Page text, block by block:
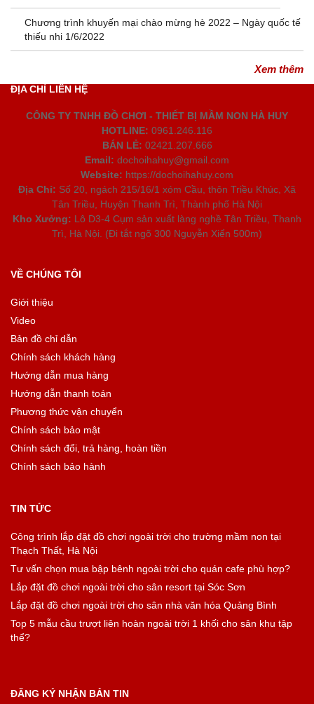
Chương trình khuyến mại chào mừng hè 2022 – Ngày quốc tế
thiếu nhi 1/6/2022
Xem thêm
ĐỊA CHỈ LIÊN HỆ
CÔNG TY TNHH ĐỒ CHƠI - THIẾT BỊ MẦM NON HÀ HUY
HOTLINE: 0961.246.116
BÁN LẺ: 02421.207.666
Email: dochoihahuy@gmail.com
Website: https://dochoihahuy.com
Địa Chỉ: Số 20, ngách 215/16/1 xóm Cầu, thôn Triều Khúc, Xã
Tân Triều, Huyện Thanh Trì, Thành phố Hà Nội
Kho Xưởng: Lô D3-4 Cụm sản xuất làng nghề Tân Triều, Thanh
Trì, Hà Nội. (Đi tắt ngõ 300 Nguyễn Xiển 500m)
VỀ CHÚNG TÔI
Giới thiệu
Video
Bản đồ chỉ dẫn
Chính sách khách hàng
Hướng dẫn mua hàng
Hướng dẫn thanh toán
Phương thức vận chuyển
Chính sách bảo mật
Chính sách đổi, trả hàng, hoàn tiền
Chính sách bảo hành
TIN TỨC
Công trình lắp đặt đồ chơi ngoài trời cho trường mầm non tại
Thạch Thất, Hà Nội
Tư vấn chọn mua bập bênh ngoài trời cho quán cafe phù hợp?
Lắp đặt đồ chơi ngoài trời cho sân resort tại Sóc Sơn
Lắp đặt đồ chơi ngoài trời cho sân nhà văn hóa Quảng Bình
Top 5 mẫu cầu trượt liên hoàn ngoài trời 1 khối cho sân khu tập
thể?
ĐĂNG KÝ NHẬN BẢN TIN